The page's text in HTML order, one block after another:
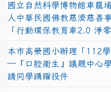
國立自然科學博物館車籠
人中華民國佛教慈濟慈善
「行動環保教育車2.0 淨
本市高榮國小辦理「112
─『口腔衛生』議題中心
請同學踴躍投件